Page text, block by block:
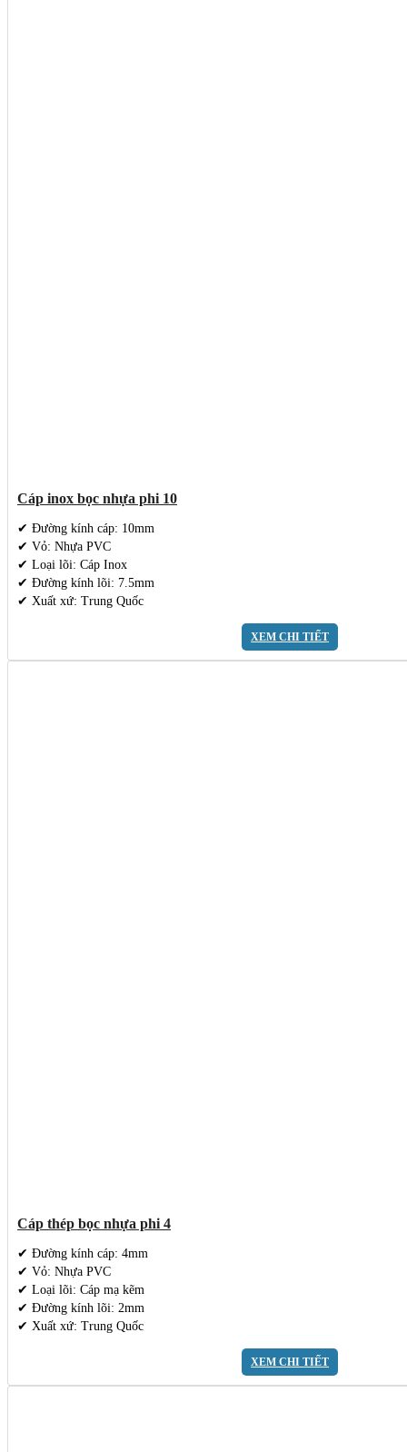
Cáp inox bọc nhựa phi 10
✔ Đường kính cáp: 10mm
✔ Vỏ: Nhựa PVC
✔ Loại lõi: Cáp Inox
✔ Đường kính lõi: 7.5mm
✔ Xuất xứ: Trung Quốc
XEM CHI TIẾT
Cáp thép bọc nhựa phi 4
✔ Đường kính cáp: 4mm
✔ Vỏ: Nhựa PVC
✔ Loại lõi: Cáp mạ kẽm
✔ Đường kính lõi: 2mm
✔ Xuất xứ: Trung Quốc
XEM CHI TIẾT